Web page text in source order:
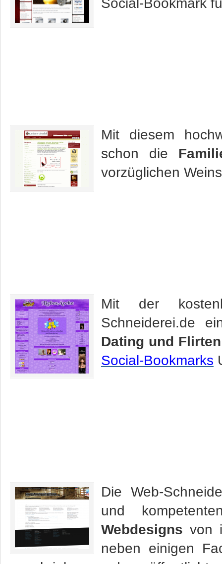
Social-Bookmark
Mit diesem
schon die
vorzüglichen
Mit der
Schneiderei.de
Dating und Flirten
Social-Bookmarks
Die Web-
und
Webdesigns von
neben einigen